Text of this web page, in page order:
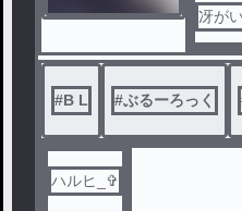
冴が
#B L #ぶるーろっく
ハルヒ_✞